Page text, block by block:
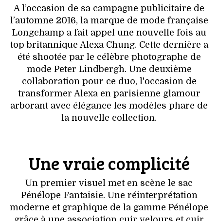
BEAUTÉ
MODE DE RUE
JEUNES CRÉATEURS
HISTOIRE DES MARQUES
DÉCO
A l’occasion de sa campagne publicitaire de
l’automne 2016, la marque de mode française
Longchamp a fait appel une nouvelle fois au
top britannique Alexa Chung. Cette dernière a
été shootée par le célèbre photographe de
mode Peter Lindbergh. Une deuxième
collaboration pour ce duo, l'occasion de
transformer Alexa en parisienne glamour
arborant avec élégance les modèles phare de
la nouvelle collection.
Une vraie complicité
Un premier visuel met en scène le sac
Pénélope Fantaisie. Une réinterprétation
moderne et graphique de la gamme Pénélope